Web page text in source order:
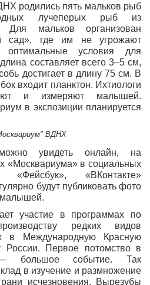
родились пять мальков рыб
лучеперых рыб из
Для мальков организован
сад», где им не угрожают
условия для
составляет всего 3–5 см,
достигает в длину 75 см. В
входит планктон. Ихтиологи
и измеряют малышей.
в экспозиции планируется
ВДНХ
увидеть онлайн, на
«Москвариума» в социальных
«Фейсбук», «ВКонтакте»
будут публиковать фото
малышей.
участие в программах по
редких видов
в Международную Красную
России. Первое потомство в
большое событие. Так
в изучение и размножение
исчезновения. Вырезубы